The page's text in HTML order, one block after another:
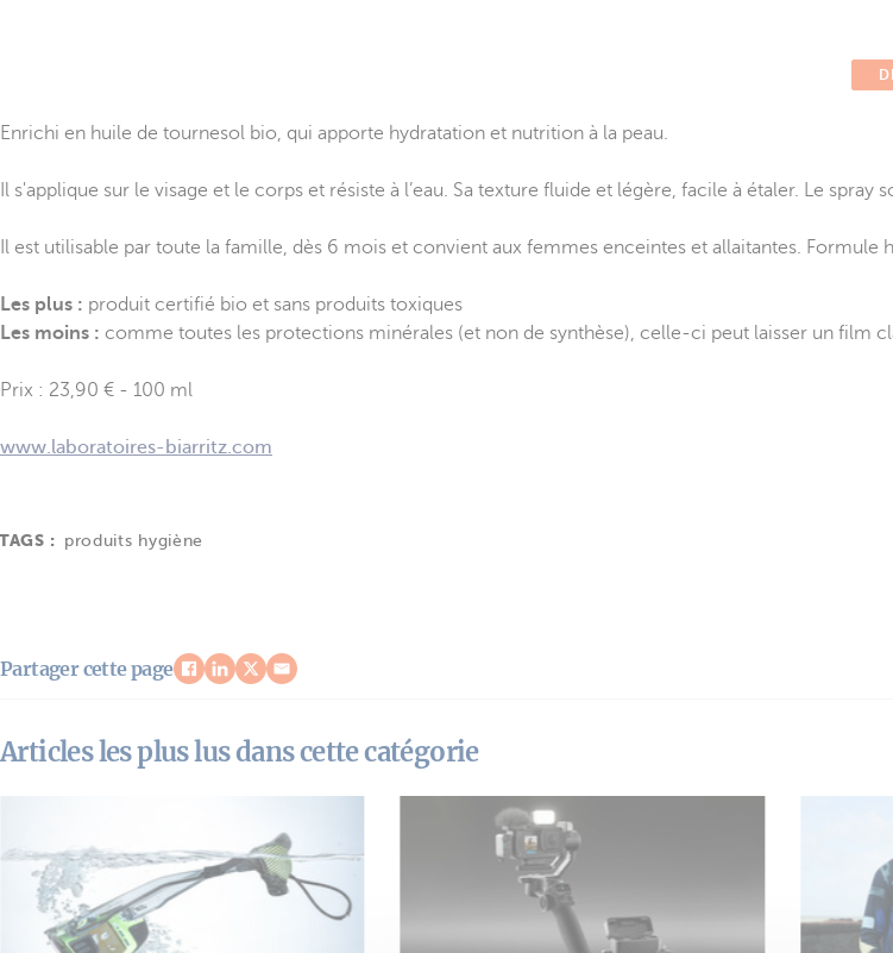
Enrichi en huile de tournesol bio, qui apporte hydratation et nutrition à la peau.
Il s'applique sur le visage et le corps et résiste à l’eau. Sa texture fluide et légère, facile à étaler. Le spray
Il est utilisable par toute la famille, dès 6 mois et convient aux femmes enceintes et allaitantes. Formule
Les plus : produit certifié bio et sans produits toxiques
Les moins : comme toutes les protections minérales (et non de synthèse), celle-ci peut laisser un film
Prix : 23,90 € - 100 ml
www.laboratoires-biarritz.com
TAGS : produits hygiène
Partager cette page
Articles les plus lus dans cette catégorie